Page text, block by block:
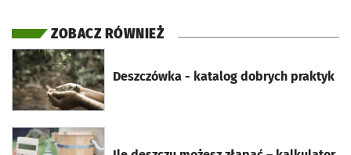
ZOBACZ RÓWNIEŻ
Deszczówka - katalog dobrych praktyk
otworzy się w nowej karcie
otworzy się w nowej karcie